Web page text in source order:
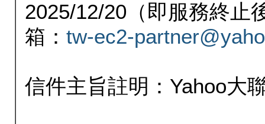
2025/12/20（即服務終止
箱： tw-ec2-
信件主旨註明：Yahoo大